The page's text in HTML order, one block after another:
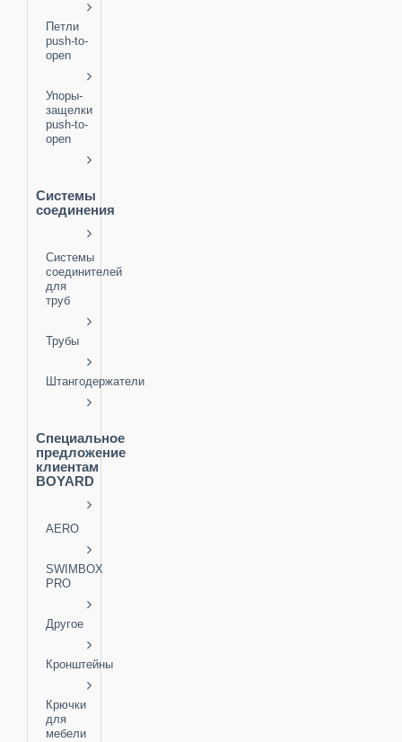
Петли
push-to-
open
Упоры-
защелки
push-to-
open
Системы
соединения
Системы
соединителей
для
труб
Трубы
Штангодержатели
Специальное
предложение
клиентам
BOYARD
AERO
SWIMBOX
PRO
Другое
Кронштейны
Крючки
для
мебели